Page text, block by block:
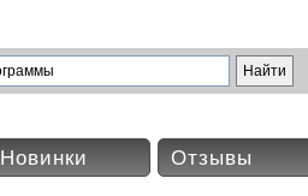
Новинки Отзывы